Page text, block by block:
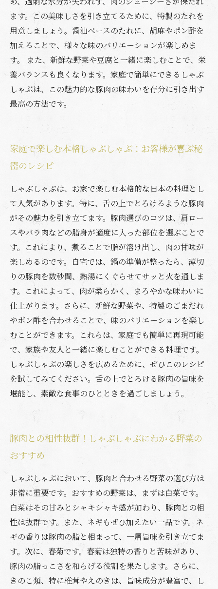
ます。この美味しさを引き立てるために、特製のたれを
用意しましょう。醤油ベースのたれに、胡麻やポン酢を
加えることで、様々な味のバリエーションが楽しめま
す。 また、新鮮な野菜や豆腐と一緒に楽しむことで、栄
養バランスも良くなります。家庭で簡単にできるしゃぶ
しゃぶは、この魅力的な豚肉の味わいを存分に引き出す
最高の方法です。
家庭で楽しむ本格しゃぶしゃぶ：お客様が喜ぶ秘
密のレシピ
しゃぶしゃぶは、お家で楽しむ本格的な日本の料理とし
て人気があります。特に、舌の上でとろけるような豚肉
がその魅力を引き立てます。豚肉選びのコツは、肩ロー
スやバラ肉などの脂身が適度に入った部位を選ぶことで
す。これにより、煮ることで脂が溶け出し、肉の甘味が
楽しめるのです。自宅では、鍋の準備が整ったら、薄切
りの豚肉を数秒間、熱湯にくぐらせてサッと火を通しま
す。これによって、肉が柔らかく、まろやかな味わいに
仕上がります。さらに、新鮮な野菜や、特製のごまだれ
やポン酢を合わせることで、味のバリエーションを楽し
むことができます。これらは、家庭でも簡単に再現可能
で、家族や友人と一緒に楽しむことができる料理です。
しゃぶしゃぶの楽しさを広めるために、ぜひこのレシピ
を試してみてください。舌の上でとろける豚肉の旨味を
堪能し、素敵な食事のひとときを過ごしましょう。
豚肉との相性抜群！しゃぶしゃぶにわかる野菜の
おすすめ
しゃぶしゃぶにおいて、豚肉と合わせる野菜の選び方は
非常に重要です。おすすめの野菜は、まずは白菜です。
白菜はその甘みとシャキシャキ感が加わり、豚肉との相
性は抜群です。また、ネギもぜひ加えたい一品です。ネ
ギの香りは豚肉の脂と相まって、一層旨味を引き立てま
す。次に、春菊です。春菊は独特の香りと苦味があり、
豚肉の脂っこさを和らげる役割を果たします。さらに、
きのこ類、特に椎茸やえのきは、旨味成分が豊富で、し